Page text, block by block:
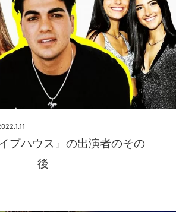
プハウス』の出演者のその
後